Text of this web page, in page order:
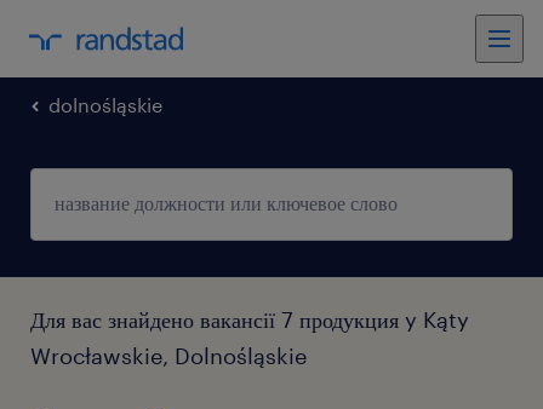
dolnośląskie
Для вас знайдено вакансії 7 продукция y Kąty
Wrocławskie, Dolnośląskie